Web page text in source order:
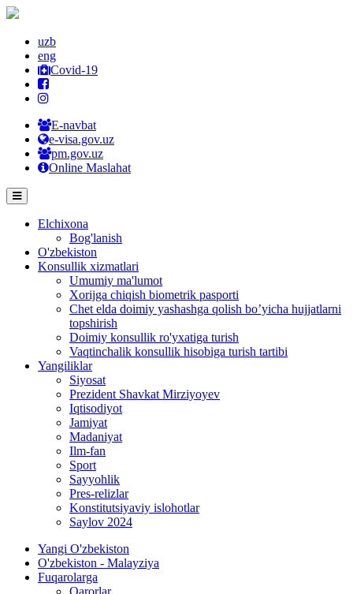
uzb
eng
Covid-19
E-navbat
e-visa.gov.uz
pm.gov.uz
Online Maslahat
Elchixona
Bog'lanish
O'zbekiston
Konsullik xizmatlari
Umumiy ma'lumot
Xorijga chiqish biometrik pasporti
Chet elda doimiy yashashga qolish bo’yicha hujjatlarni
topshirish
Doimiy konsullik ro'yxatiga turish
Vaqtinchalik konsullik hisobiga turish tartibi
Yangiliklar
Siyosat
Prezident Shavkat Mirziyoyev
Iqtisodiyot
Jamiyat
Madaniyat
Ilm-fan
Sport
Sayyohlik
Pres-relizlar
Konstitutsiyaviy islohotlar
Saylov 2024
Yangi O'zbekiston
O'zbekiston - Malayziya
Fuqarolarga
Qarorlar